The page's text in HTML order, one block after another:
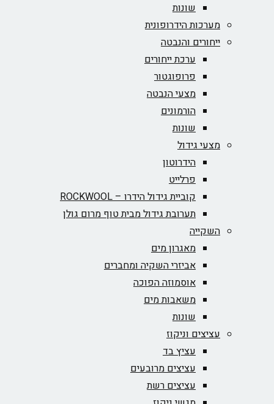
שונות
מערכות הידרופונית
ייחורים והנבטה
ערכת ייחורים
פרופוגטור
מצעי הנבטה
הורמונים
שונות
מצעי גידול
הידרוטון
פרלייט
קוביית גידול הידרו – ROCKWOOL‏
תערובת גידול מבית טוף מרום גולן
השקייה
מאגרון מים
אביזרי השקיה ומחברים
אוסמוזה הפוכה
משאבות מים
שונות
עציצים וניקוז
עציץ בד
עציצים מרובעים
עציצים רשת